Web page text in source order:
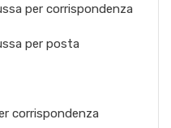
per corrispondenza
per posta
corrispondenza